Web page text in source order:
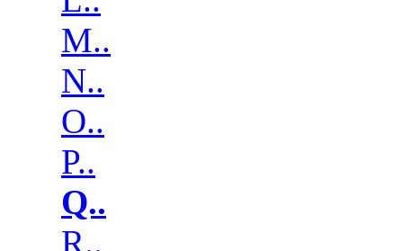
M..
N..
O..
P..
Q..
R..